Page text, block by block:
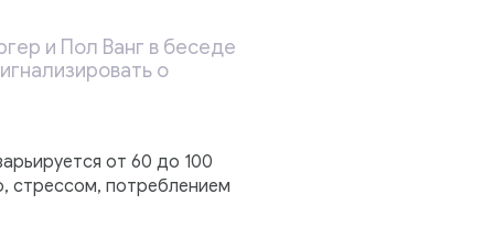
и Пол Ванг в беседе
о
от 60 до 100
стрессом, потреблением